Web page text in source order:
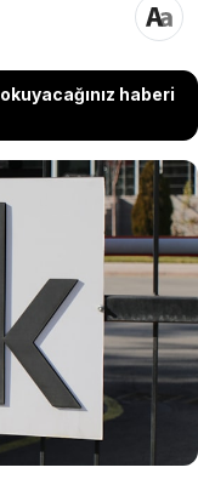
haberi
madde ile grup
Gıda ve konutun
ağırlığı düşürüldü.
girdi.